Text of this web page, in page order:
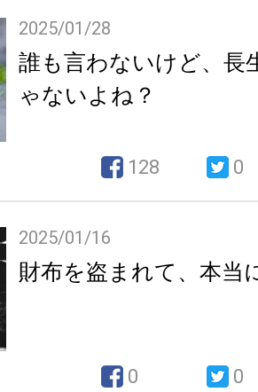
2025/01/28
誰も言わないけど、長
ゃないよね？
128 0
2025/01/16
財布を盗まれて、本当
0 0